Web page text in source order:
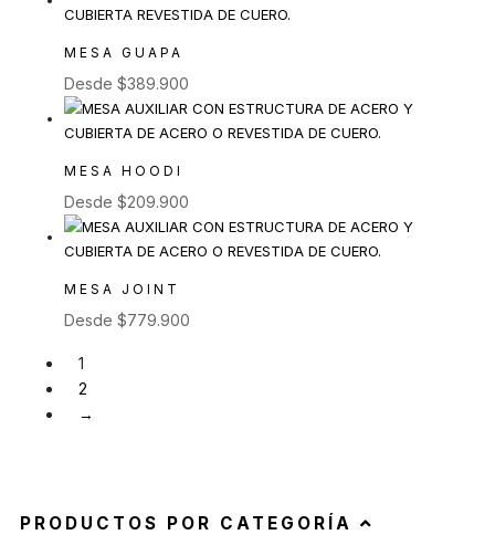
MESA GUAPA
Desde $389.900
MESA HOODI
Desde $209.900
MESA JOINT
Desde $779.900
1
2
→
PRODUCTOS POR CATEGORÍA